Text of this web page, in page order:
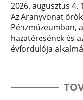
2026. augusztus 4.
Az Aranyvonat
Pénzmúzeumban,
hazatérésének és
évfordulója